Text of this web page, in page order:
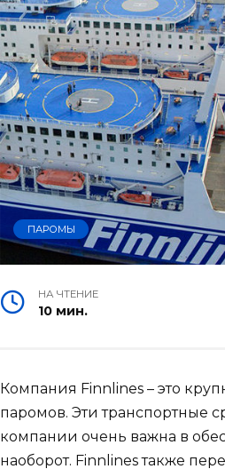
ПАРОМЫ
НА ЧТЕНИЕ
10 мин.
Компания Finnlines – это
паромов. Эти транспортные
компании очень важна в
наоборот. Finnlines также